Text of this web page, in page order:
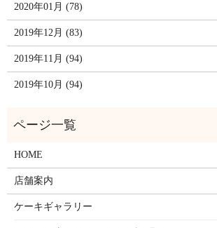
2020年01月 (78)
2019年12月 (83)
2019年11月 (94)
2019年10月 (94)
HOME
店舗案内
ケーキギャラリー